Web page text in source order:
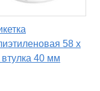
58 x
втулка 40 мм